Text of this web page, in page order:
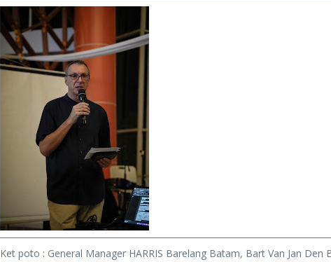
Ket poto : General Manager HARRIS Barelang Batam, Bart Van Jan Den